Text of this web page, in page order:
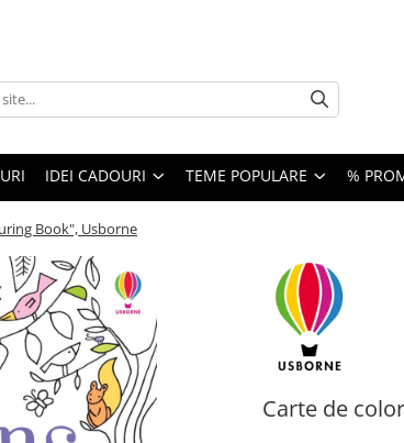
IDEI CADOURI TEME POPULARE %
Book", Usborne
Carte de